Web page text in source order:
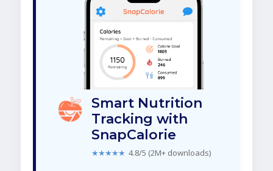
Smart Nutrition
Tracking with
SnapCalorie
★★★★★ 4.8/5 (2M+ downloads)